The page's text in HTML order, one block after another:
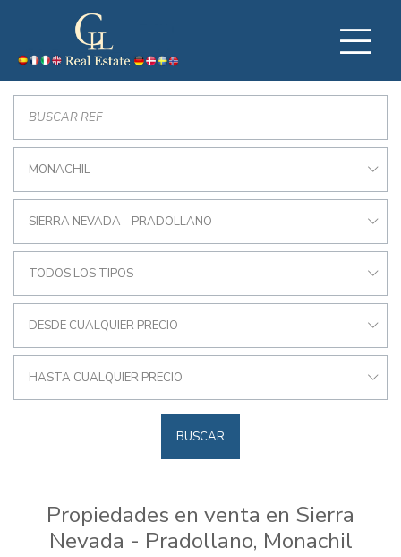
MONACHIL
SIERRA NEVADA - PRADOLLANO
TODOS LOS TIPOS
DESDE CUALQUIER PRECIO
HASTA CUALQUIER PRECIO
BUSCAR
Propiedades en venta en Sierra
Nevada - Pradollano, Monachil